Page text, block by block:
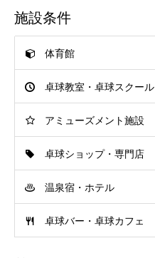
施設条件
体育館
卓球教室・卓球スクール
アミューズメント施設
卓球ショップ・専門店
温泉宿・ホテル
卓球バー・卓球カフェ